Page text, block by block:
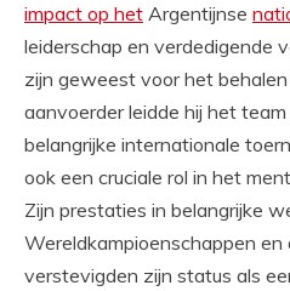
impact op het Argentijnse
leiderschap en verdedigende
zijn geweest voor het
aanvoerder leidde hij het
belangrijke internationale
ook een cruciale rol in het
Zijn prestaties in belangrijke
Wereldkampioenschappen en
verstevigden zijn status als